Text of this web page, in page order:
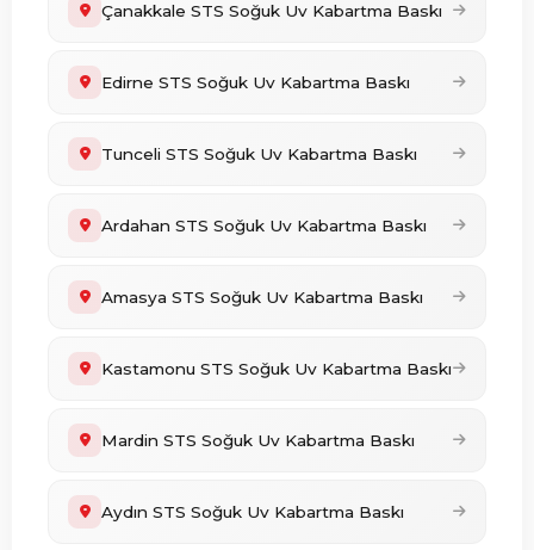
Çanakkale STS Soğuk Uv Kabartma Baskı
Edirne STS Soğuk Uv Kabartma Baskı
Tunceli STS Soğuk Uv Kabartma Baskı
Ardahan STS Soğuk Uv Kabartma Baskı
Amasya STS Soğuk Uv Kabartma Baskı
Kastamonu STS Soğuk Uv Kabartma Baskı
Mardin STS Soğuk Uv Kabartma Baskı
Aydın STS Soğuk Uv Kabartma Baskı